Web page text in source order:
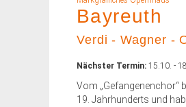
Bayreuth
Verdi - Wagner -
Nächster Termin: 15.10. -
Vom „Gefangenenchor“
19. Jahrhunderts und